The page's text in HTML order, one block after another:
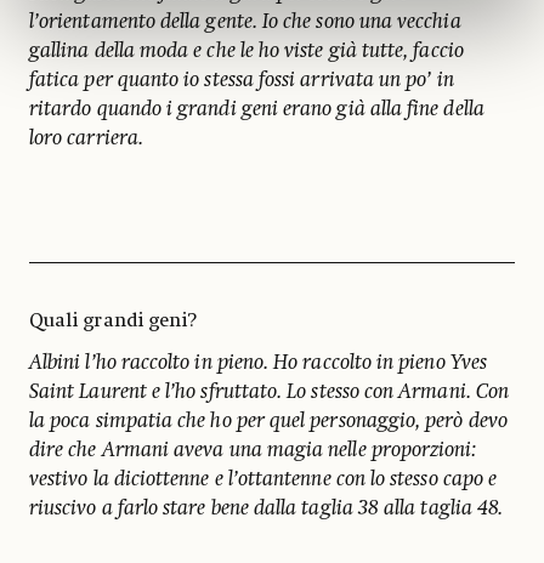
l’orientamento della gente. Io che sono una vecchia
gallina della moda e che le ho viste già tutte, faccio
fatica per quanto io stessa fossi arrivata un po’ in
ritardo quando i grandi geni erano già alla fine della
loro carriera.
Quali grandi geni?
Albini l’ho raccolto in pieno. Ho raccolto in pieno Yves
Saint Laurent e l’ho sfruttato. Lo stesso con Armani. Con
la poca simpatia che ho per quel personaggio, però devo
dire che Armani aveva una magia nelle proporzioni:
vestivo la diciottenne e l’ottantenne con lo stesso capo e
riuscivo a farlo stare bene dalla taglia 38 alla taglia 48.